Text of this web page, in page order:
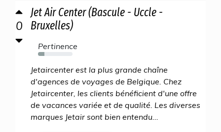
0
Jet Air Center (Bascule - Uccle -
Bruxelles)
Pertinence
18%
Jetaircenter est la plus grande chaîne
d'agences de voyages de Belgique. Chez
Jetaircenter, les clients bénéficient d'une offre
de vacances variée et de qualité. Les diverses
marques Jetair sont bien entendu...